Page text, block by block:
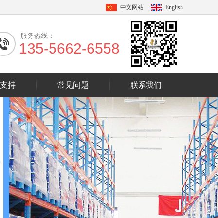
中文网站 English
服务热线：
135-5662-6558
持 常见问题 联系我们